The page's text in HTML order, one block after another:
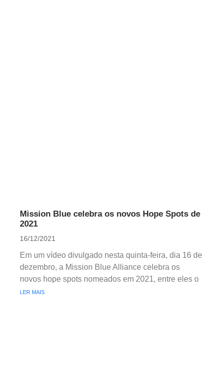
Mission Blue celebra os novos Hope Spots de
2021
16/12/2021
Em um vídeo divulgado nesta quinta-feira, dia 16 de
dezembro, a Mission Blue Alliance celebra os
novos hope spots nomeados em 2021, entre eles o
LER MAIS